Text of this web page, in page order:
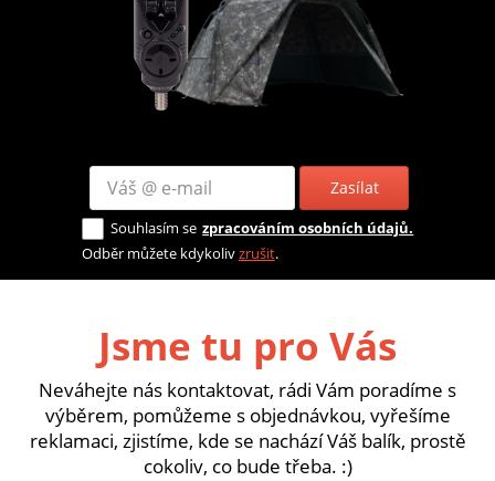
Zasílat
Souhlasím se zpracováním osobních údajů.
Odběr můžete kdykolivzrušit.
Jsme tu pro Vás
Neváhejte nás kontaktovat, rádi Vám poradíme s
výběrem, pomůžeme s objednávkou, vyřešíme
reklamaci, zjistíme, kde se nachází Váš balík, prostě
cokoliv, co bude třeba. :)